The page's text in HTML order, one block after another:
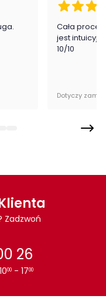
Cała
jest
10/10
Dotyczy
Zadzwoń
26
00 - 1700